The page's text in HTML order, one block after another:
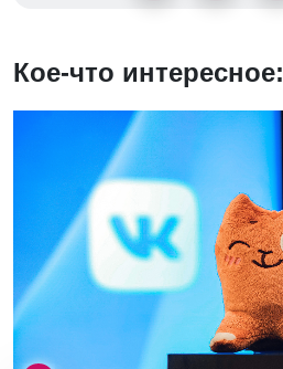
Кое-что интересное: